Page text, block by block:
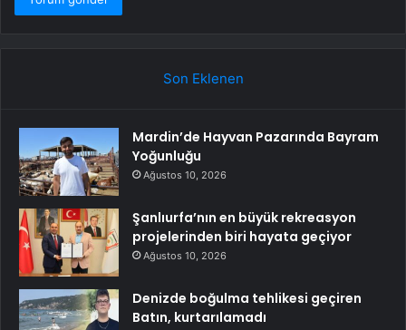
Son Eklenen
Mardin’de Hayvan Pazarında Bayram
Yoğunluğu
Ağustos 10, 2026
Şanlıurfa’nın en büyük rekreasyon
projelerinden biri hayata geçiyor
Ağustos 10, 2026
Denizde boğulma tehlikesi geçiren
Batın, kurtarılamadı